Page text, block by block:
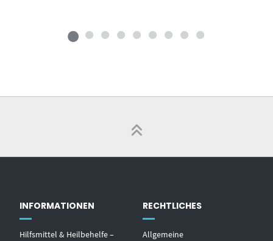
INFORMATIONEN
Hilfsmittel & Heilbehelfe –
RECHTLICHES
Allgemeine